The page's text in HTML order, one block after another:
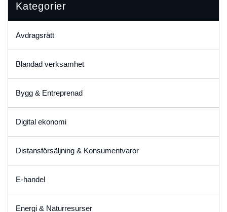
Kategorier
Avdragsrätt
Blandad verksamhet
Bygg & Entreprenad
Digital ekonomi
Distansförsäljning & Konsumentvaror
E-handel
Energi & Naturresurser